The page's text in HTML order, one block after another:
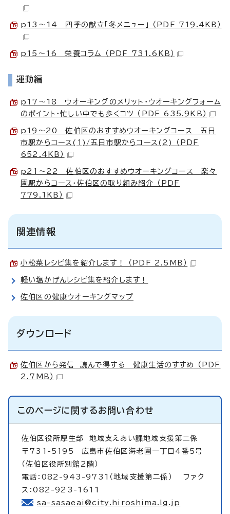
p13～14 四季の献立「冬メニュー」 （PDF 719.4KB）
p15～16 栄養コラム （PDF 731.6KB）
運動編
p17～18 ウオーキングのメリット・ウオーキングフォーム
のポイント・忙しい中でも歩くコツ （PDF 635.9KB）
p19～20 佐伯区のおすすめウオーキングコース 五日
市駅からコース(1)/五日市駅からコース(2) （PDF
652.4KB）
p21～22 佐伯区のおすすめウオーキングコース 楽々
園駅からコース・佐伯区の取り組み紹介 （PDF
779.1KB）
関連情報
小松菜レシピ集を紹介します！ （PDF 2.5MB）
軽い塩かげんレシピ集を紹介します！
佐伯区の健康ウオーキングマップ
ダウンロード
佐伯区から発信 読んで得する 健康生活のすすめ （PDF
2.7MB）
このページに関するお問い合わせ
佐伯区役所厚生部 地域支えあい課地域支援第二係
〒731-5195 広島市佐伯区海老園一丁目4番5号
（佐伯区役所別館2階）
電話：082-943-9731（地域支援第二係） ファク
ス：082-923-1611
sa-sasaeai@city.hiroshima.lg.jp